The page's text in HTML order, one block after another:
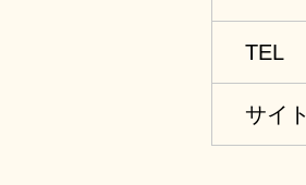
TEL
サイ